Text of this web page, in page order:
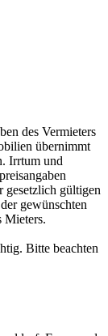
des Vermieters
übernimmt
Irrtum und
gesetzlich gültigen
gewünschten
Mieters.
Bitte beachten